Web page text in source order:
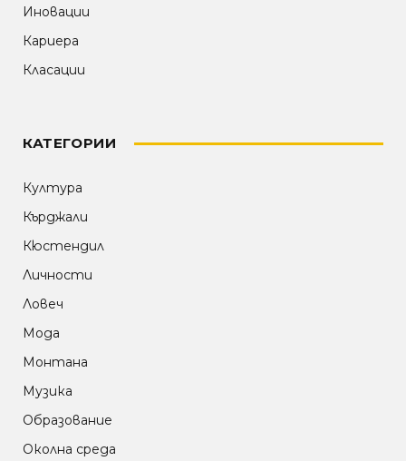
Иновации
Кариера
Класации
КАТЕГОРИИ
Култура
Кърджали
Кюстендил
Личности
Ловеч
Мода
Монтана
Музика
Образование
Околна среда